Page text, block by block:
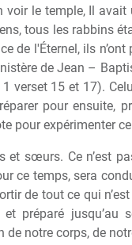
voir le temple, Il avait
tous les rabbins
de l'Éternel, ils
ère de Jean –
verset 15 et 17).
pour ensuite,
pour expérimenter
et sœurs. Ce n’est
ce temps, sera
de tout ce qui
préparé
notre corps, de